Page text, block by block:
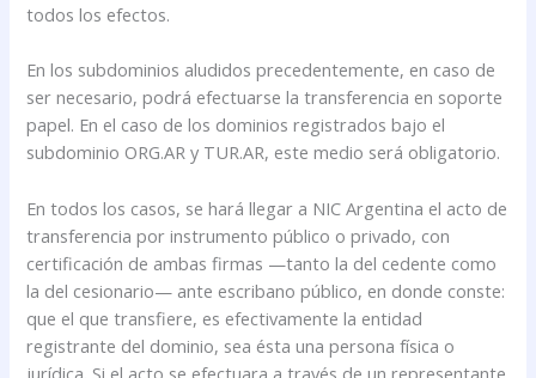
todos los efectos.
En los subdominios aludidos precedentemente, en caso de
ser necesario, podrá efectuarse la transferencia en soporte
papel. En el caso de los dominios registrados bajo el
subdominio ORG.AR y TUR.AR, este medio será obligatorio.
En todos los casos, se hará llegar a NIC Argentina el acto de
transferencia por instrumento público o privado, con
certificación de ambas firmas —tanto la del cedente como
la del cesionario— ante escribano público, en donde conste:
que el que transfiere, es efectivamente la entidad
registrante del dominio, sea ésta una persona física o
jurídica. Si el acto se efectuara a través de un representante